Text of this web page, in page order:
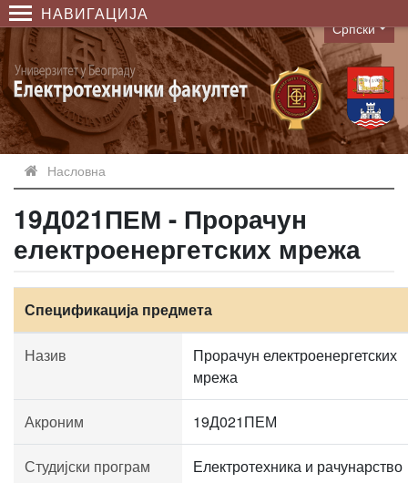
НАВИГАЦИЈА
Language
Српски
Насловна
19Д021ПЕМ - Прорачун
електроенергетских мрежа
Спецификација предмета
Назив
Прорачун електроенергетских
мрежа
Акроним 19Д021ПЕМ
Студијски програм Електротехника и рачунарство